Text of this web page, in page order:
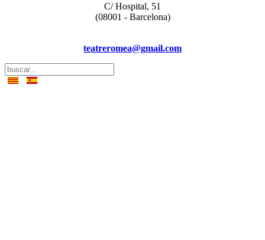
C/ Hospital, 51
(08001 - Barcelona)
teatreromea@gmail.com